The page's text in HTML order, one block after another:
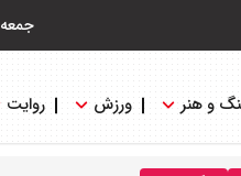
جمعه ۱۶ مرداد ۱۴۰۵
و هنر ورزش روایت